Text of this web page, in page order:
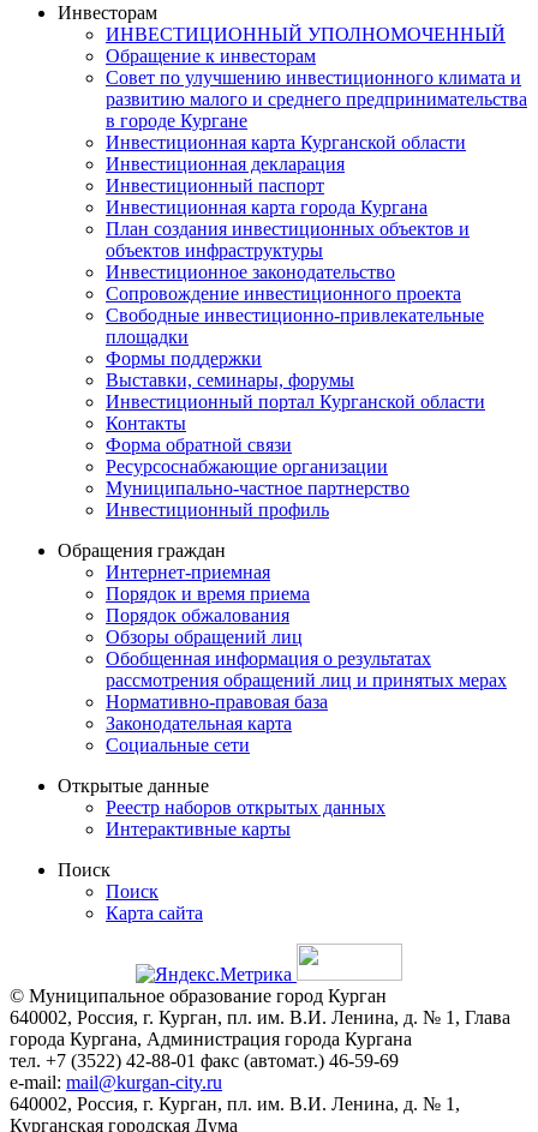
Инвесторам
ИНВЕСТИЦИОННЫЙ УПОЛНОМОЧЕННЫЙ
Обращение к инвесторам
Совет по улучшению инвестиционного климата и
развитию малого и среднего предпринимательства
в городе Кургане
Инвестиционная карта Курганской области
Инвестиционная декларация
Инвестиционный паспорт
Инвестиционная карта города Кургана
План создания инвестиционных объектов и
объектов инфраструктуры
Инвестиционное законодательство
Сопровождение инвестиционного проекта
Свободные инвестиционно-привлекательные
площадки
Формы поддержки
Выставки, семинары, форумы
Инвестиционный портал Курганской области
Контакты
Форма обратной связи
Ресурсоснабжающие организации
Муниципально-частное партнерство
Инвестиционный профиль
Обращения граждан
Интернет-приемная
Порядок и время приема
Порядок обжалования
Обзоры обращений лиц
Обобщенная информация о результатах
рассмотрения обращений лиц и принятых мерах
Нормативно-правовая база
Законодательная карта
Социальные сети
Открытые данные
Реестр наборов открытых данных
Интерактивные карты
Поиск
Поиск
Карта сайта
© Муниципальное образование город Курган
640002, Россия, г. Курган, пл. им. В.И. Ленина, д. № 1, Глава
города Кургана, Администрация города Кургана
тел. +7 (3522) 42-88-01 факс (автомат.) 46-59-69
e-mail: mail@kurgan-city.ru
640002, Россия, г. Курган, пл. им. В.И. Ленина, д. № 1,
Курганская городская Дума